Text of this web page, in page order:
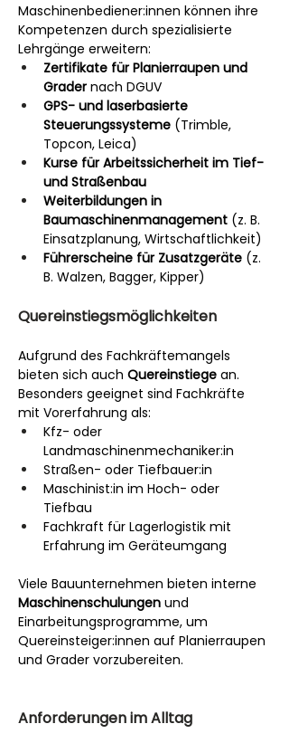
Maschinenbediener:innen können ihre
Kompetenzen durch spezialisierte
Lehrgänge erweitern:
Zertifikate für Planierraupen und
Grader nach DGUV
GPS- und laserbasierte
Steuerungssysteme (Trimble,
Topcon, Leica)
Kurse für Arbeitssicherheit im Tief-
und Straßenbau
Weiterbildungen in
Baumaschinenmanagement (z. B.
Einsatzplanung, Wirtschaftlichkeit)
Führerscheine für Zusatzgeräte (z.
B. Walzen, Bagger, Kipper)
Quereinstiegsmöglichkeiten
Aufgrund des Fachkräftemangels
bieten sich auch Quereinstiege an.
Besonders geeignet sind Fachkräfte
mit Vorerfahrung als:
Kfz- oder
Landmaschinenmechaniker:in
Straßen- oder Tiefbauer:in
Maschinist:in im Hoch- oder
Tiefbau
Fachkraft für Lagerlogistik mit
Erfahrung im Geräteumgang
Viele Bauunternehmen bieten interne
Maschinenschulungen und
Einarbeitungsprogramme, um
Quereinsteiger:innen auf Planierraupen
und Grader vorzubereiten.
Anforderungen im Alltag